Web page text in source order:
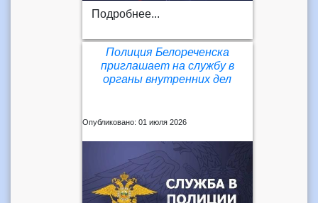
Подробнее...
Полиция Белореченска
приглашает на службу в
органы внутренних дел
Опубликовано: 01 июля 2026